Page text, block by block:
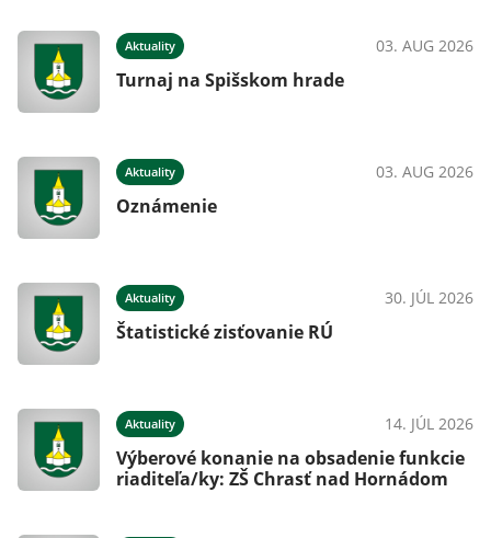
Aktuality 03. AUG 2026
Turnaj na Spišskom hrade
Aktuality 03. AUG 2026
Oznámenie
Aktuality 30. JÚL 2026
Štatistické zisťovanie RÚ
Aktuality 14. JÚL 2026
Výberové konanie na obsadenie funkcie
riaditeľa/ky: ZŠ Chrasť nad Hornádom